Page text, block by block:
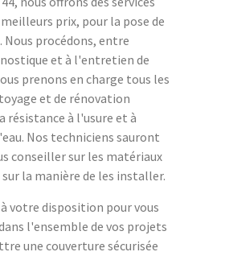
prix, pour la pose de
procédons, entre
et à l'entretien de
prenons en charge tous les
et de rénovation
résistance à l'usure et à
Nos techniciens sauront
conseiller sur les matériaux
la manière de les installer.
votre disposition pour vous
l'ensemble de vos projets
une couverture sécurisée